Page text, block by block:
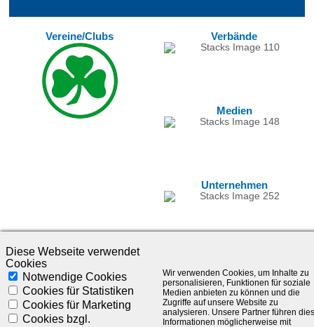
Vereine/Clubs Verbände
Medien
Unternehmen
©1985-2025 - SLC Management GmbH |Impressum
Diese Webseite verwendet
Cookies
Notwendige Cookies
Cookies für Statistiken
Cookies für Marketing
Cookies bzgl.
Wir verwenden Cookies, um Inhalte zu
personalisieren, Funktionen für soziale
Medien anbieten zu können und die
Zugriffe auf unsere Website zu
analysieren. Unsere Partner führen
Informationen möglicherweise mit